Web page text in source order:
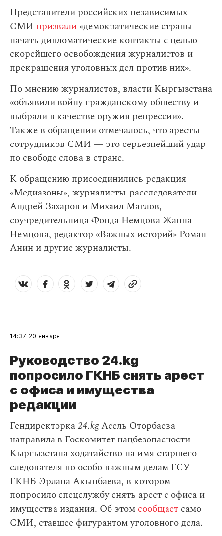
Представители российских независимых
СМИ призвали«демократические страны
начать дипломатические контакты с целью
скорейшего освобождения журналистов и
прекращения уголовных дел против них».
По мнению журналистов, власти Кыргызстана
«объявили войну гражданскому обществу и
выбрали в качестве оружия репрессии».
Также в обращении отмечалось, что аресты
сотрудников СМИ — это серьезнейший удар
по свободе слова в стране.
К обращению присоединились редакция
«Медиазоны», журналисты-расследователи
Андрей Захаров и Михаил Маглов,
соучредительница Фонда Немцова Жанна
Немцова, редактор «Важных историй» Роман
Анин и другие журналисты.
14:37 20 января
Руководство 24.kg
попросило ГКНБ снять арест
с офиса и имущества
редакции
Гендиректорка24.kgАсель Оторбаева
направила в Госкомитет нацбезопасности
Кыргызстана ходатайство на имя старшего
следователя по особо важным делам ГСУ
ГКНБ Эрлана Акынбаева, в котором
попросило спецслужбу снять арест с офиса и
имущества издания. Об этом сообщает само
СМИ, ставшее фигурантом уголовного дела.